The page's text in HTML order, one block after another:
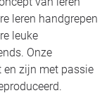
leren handgrepen
leuke
Onze
zijn met passie